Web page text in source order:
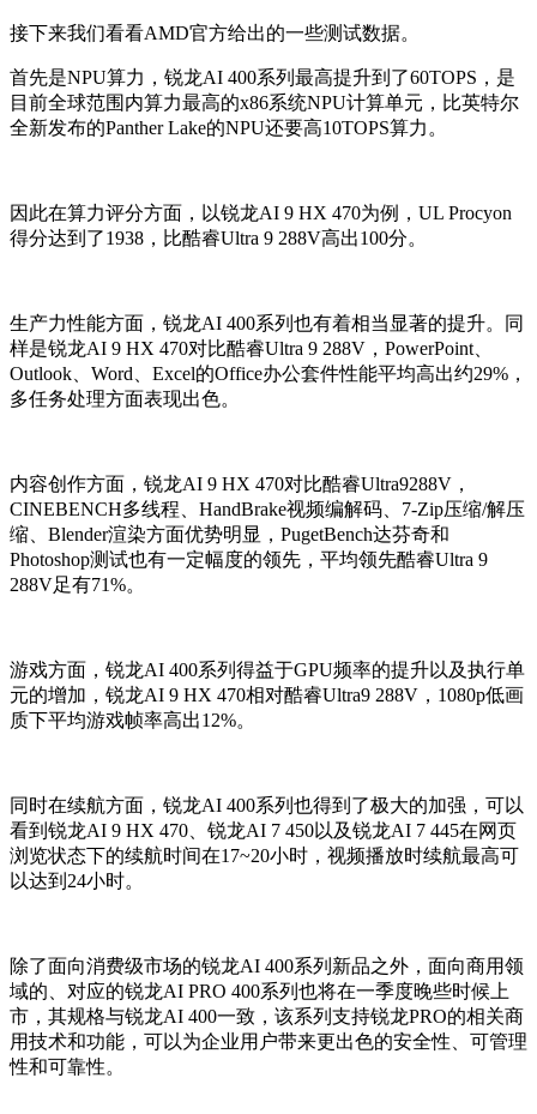
接下来我们看看AMD官方给出的一些测试数据。
首先是NPU算力，锐龙AI 400系列最高提升到了60TOPS，是
目前全球范围内算力最高的x86系统NPU计算单元，比英特尔
全新发布的Panther Lake的NPU还要高10TOPS算力。
因此在算力评分方面，以锐龙AI 9 HX 470为例，UL Procyon
得分达到了1938，比酷睿Ultra 9 288V高出100分。
生产力性能方面，锐龙AI 400系列也有着相当显著的提升。同
样是锐龙AI 9 HX 470对比酷睿Ultra 9 288V，PowerPoint、
Outlook、Word、Excel的Office办公套件性能平均高出约29%，
多任务处理方面表现出色。
内容创作方面，锐龙AI 9 HX 470对比酷睿Ultra9288V，
CINEBENCH多线程、HandBrake视频编解码、7-Zip压缩/解压
缩、Blender渲染方面优势明显，PugetBench达芬奇和
Photoshop测试也有一定幅度的领先，平均领先酷睿Ultra 9
288V足有71%。
游戏方面，锐龙AI 400系列得益于GPU频率的提升以及执行单
元的增加，锐龙AI 9 HX 470相对酷睿Ultra9 288V，1080p低画
质下平均游戏帧率高出12%。
同时在续航方面，锐龙AI 400系列也得到了极大的加强，可以
看到锐龙AI 9 HX 470、锐龙AI 7 450以及锐龙AI 7 445在网页
浏览状态下的续航时间在17~20小时，视频播放时续航最高可
以达到24小时。
除了面向消费级市场的锐龙AI 400系列新品之外，面向商用领
域的、对应的锐龙AI PRO 400系列也将在一季度晚些时候上
市，其规格与锐龙AI 400一致，该系列支持锐龙PRO的相关商
用技术和功能，可以为企业用户带来更出色的安全性、可管理
性和可靠性。